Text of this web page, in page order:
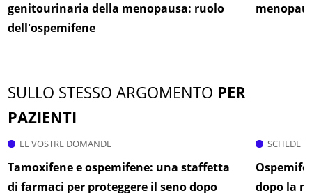
genitourinaria della menopausa: ruolo
dell'ospemifene
SULLO STESSO ARGOMENTO PER
PAZIENTI
LE VOSTRE DOMANDE
Tamoxifene e ospemifene: una staffetta
di farmaci per proteggere il seno dopo
SCHEDE
dopo la